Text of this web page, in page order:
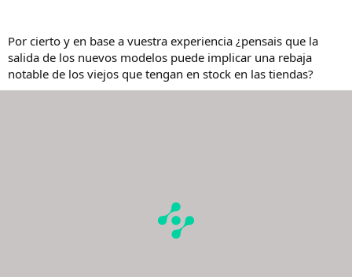
Por cierto y en base a vuestra experiencia ¿pensais que la
salida de los nuevos modelos puede implicar una rebaja
notable de los viejos que tengan en stock en las tiendas?